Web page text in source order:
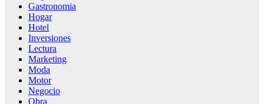
Gastronomia
Hogar
Hotel
Inversiones
Lectura
Marketing
Moda
Motor
Negocio
Obra